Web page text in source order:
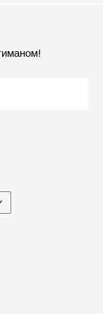
опреми